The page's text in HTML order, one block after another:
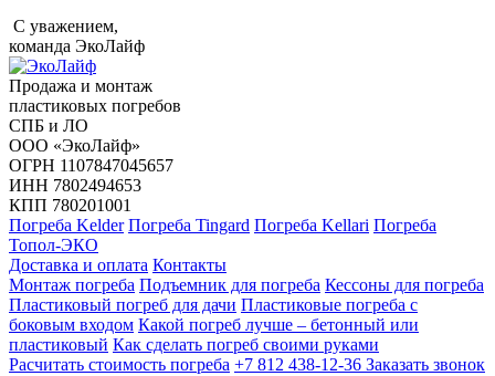
С уважением,
команда ЭкоЛайф
Продажа и монтаж
пластиковых погребов
СПБ и ЛО
ООО «ЭкоЛайф»
ОГРН 1107847045657
ИНН 7802494653
КПП 780201001
Погреба Kelder Погреба Tingard Погреба Kellari Погреба
Топол-ЭКО
Доставка и оплата Контакты
Монтаж погреба Подъемник для погреба Кессоны для погреба
Пластиковый погреб для дачи Пластиковые погреба с
боковым входом Какой погреб лучше – бетонный или
пластиковый Как сделать погреб своими руками
Расчитать стоимость погреба +7 812 438-12-36 Заказать звонок